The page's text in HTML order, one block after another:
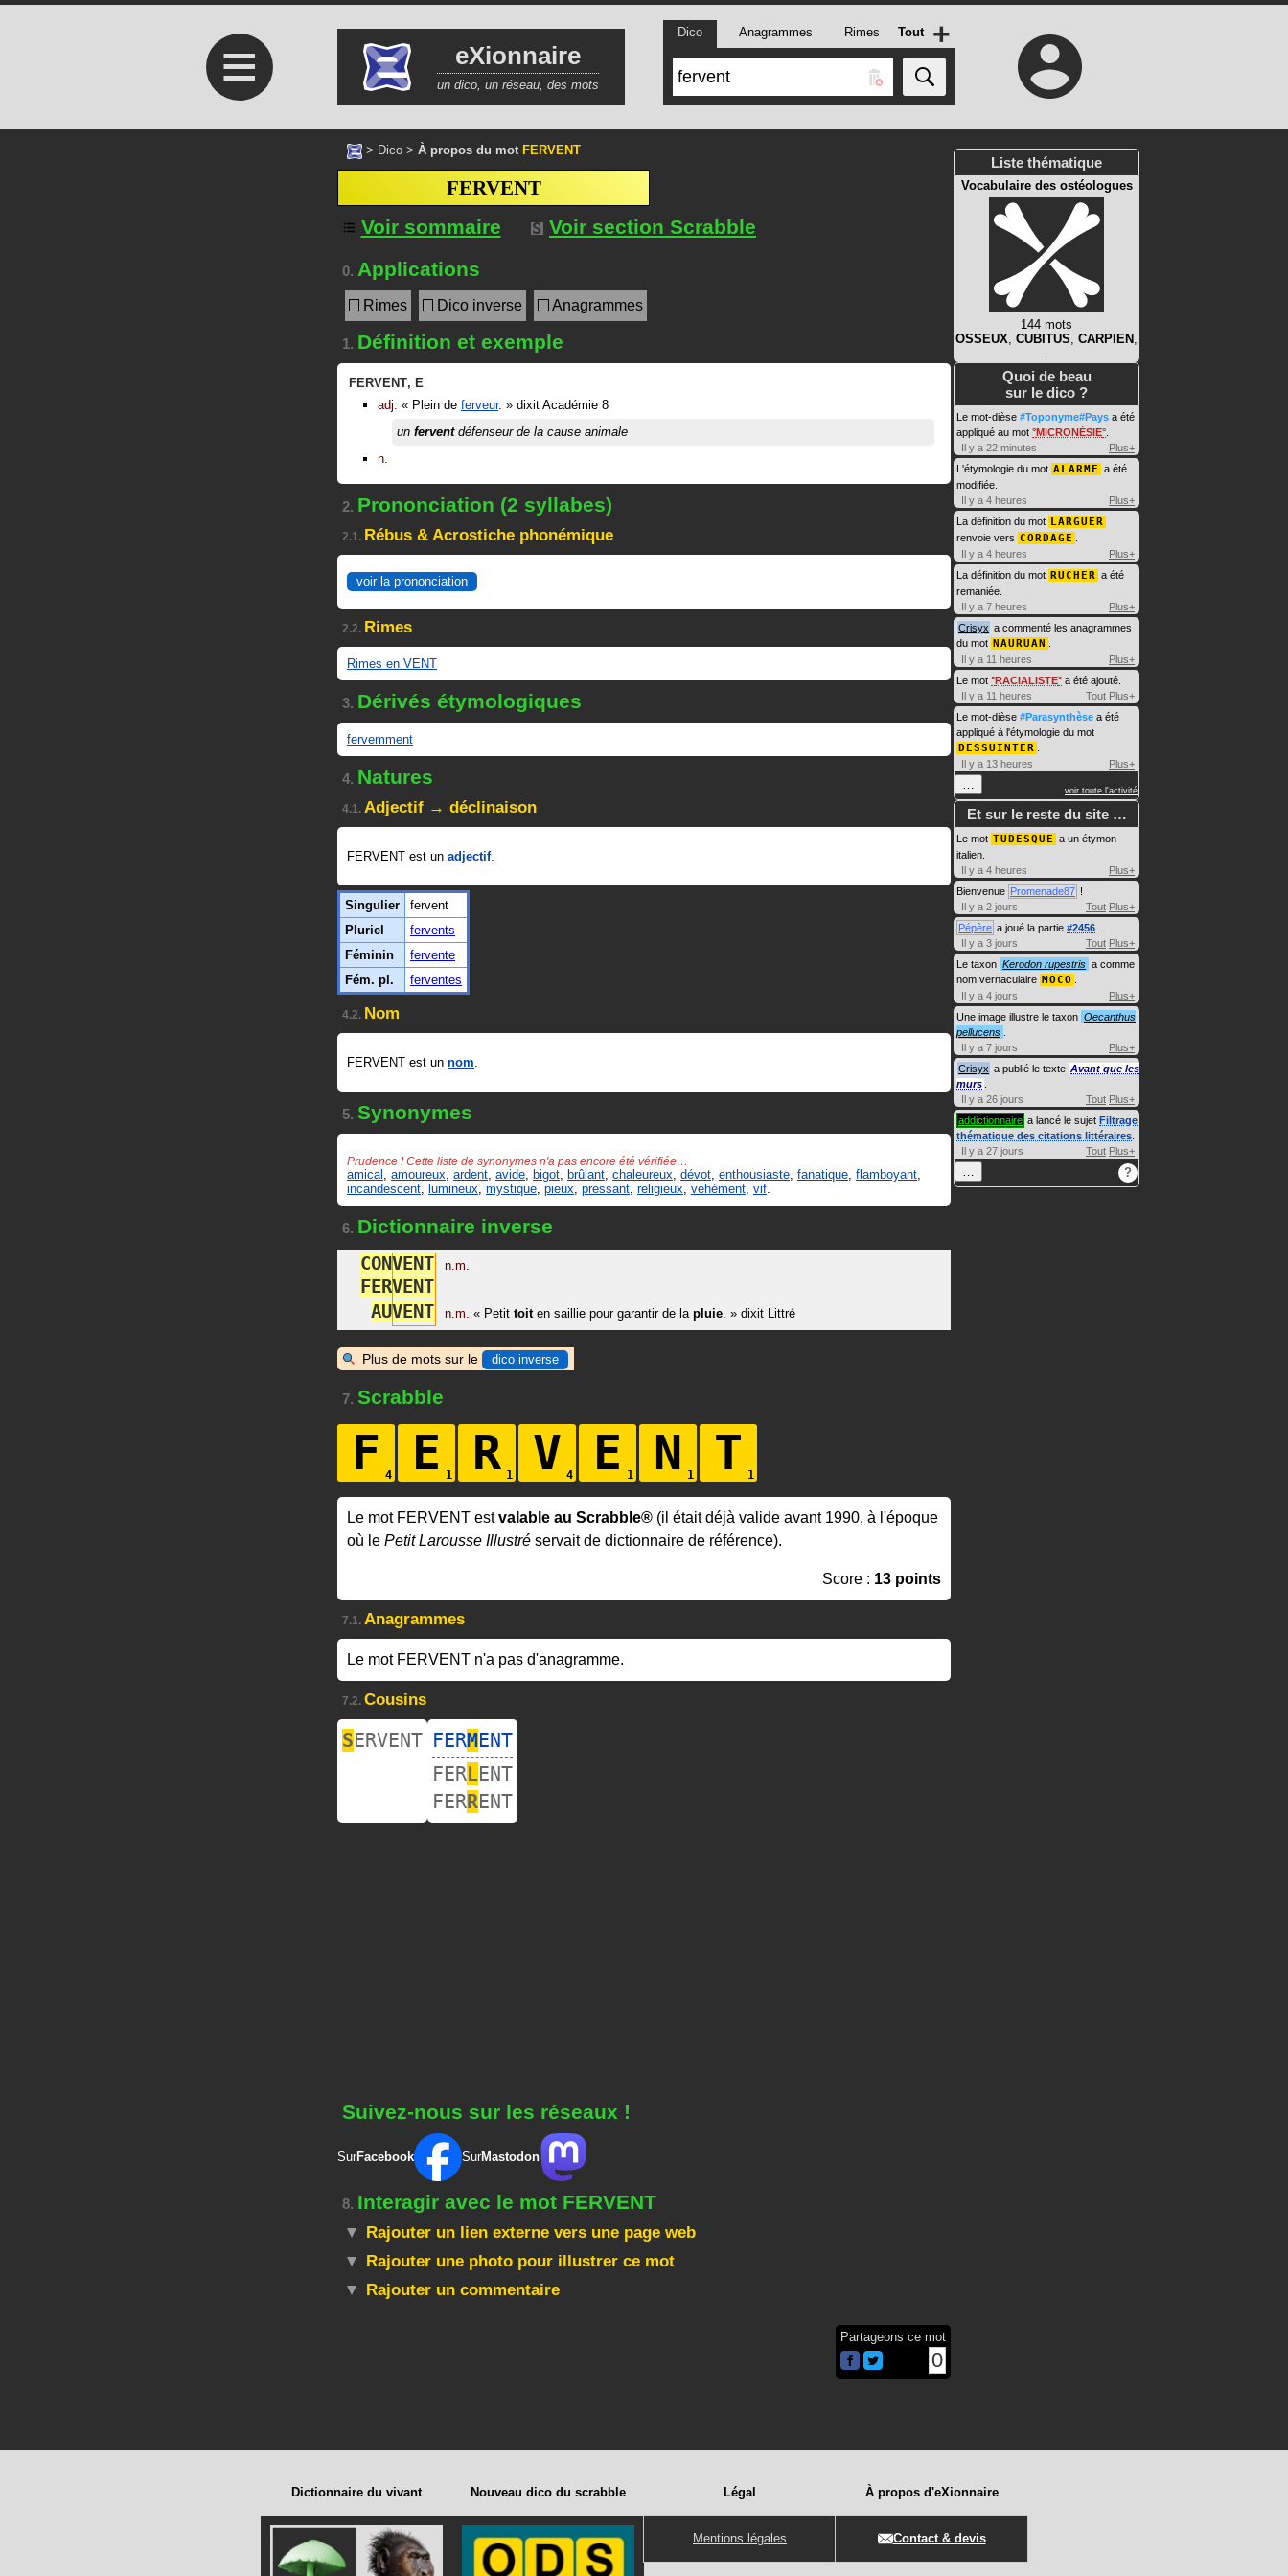
≡ eXionnaire
un dico, un réseau, des mots
Dico Anagrammes Rimes Tout +
> Dico > À propos du mot FERVENT
FERVENT
Voir sommaire
Voir section Scrabble
0. Applications
Rimes Dico inverse Anagrammes
1. Définition et exemple
FERVENT, E
adj. « Plein de ferveur. » dixit Académie 8
un ferventdéfenseur de la cause animale
n.
2. Prononciation (2 syllabes)
2.1. Rébus & Acrostiche phonémique
voir la prononciation
2.2. Rimes
Rimes en VENT
3. Dérivés étymologiques
fervemment
4. Natures
4.1. Adjectif → déclinaison
FERVENT est un adjectif.
Singulier
fervent
Pluriel
fervents
Féminin
fervente
Fém. pl.
ferventes
4.2. Nom
FERVENT est un nom.
5. Synonymes
Prudence ! Cette liste de synonymes n'a pas encore été vérifiée…
amical amoureux ardent avide bigot brûlant chaleureux dévot enthousiaste fanatique flamboyant
incandescent lumineux mystique pieux pressant religieux véhément vif
6. Dictionnaire inverse
CONVENT n.m.
FERVENT
AUVENT n.m. « Petit toit en saillie pour garantir de la pluie » dixit Littré
Plus de mots sur le dico inverse
7. Scrabble
F E R V E N T
Le mot FERVENT estvalable au Scrabble® (il était déjà valide avant 1990, à l'époque
où le Petit Larousse Illustré servait de dictionnaire de référence).
Score : 13 points
7.1. Anagrammes
Le mot FERVENT n'a pas d'anagramme.
7.2. Cousins
SERVENT FERMENT
FERLENT
FERRENT
Suivez-nous sur les réseaux !
SurFacebook SurMastodon
8. Interagir avec le mot FERVENT
Rajouter un lien externe vers une page web
Rajouter une photo pour illustrer ce mot
Rajouter un commentaire
Partageons ce mot
0
Liste thématique
Vocabulaire des ostéologues
144 mots
OSSEUX, CUBITUS, CARPIEN ,
…
Quoi de beau
sur le dico ?
Le mot-dièse #Toponyme#Pays a été
appliqué au mot MICRONÉSIE
Il y a 22 minutes
Plus+
L'étymologie du mot ALARME a été
modifiée.
Il y a 4 heures
Plus+
La définition du mot LARGUER
renvoie vers CORDAGE
Il y a 4 heures
Plus+
La définition du mot RUCHER a été
remaniée.
Il y a 7 heures
Plus+
Crisyx a commenté les anagrammes
du mot NAURUAN
Il y a 11 heures
Plus+
Le mot RACIALISTE a été ajouté.
Il y a 11 heures
Tout Plus+
Le mot-dièse #Parasynthèse a été
appliqué à l'étymologie du mot
DESSUINTER
Il y a 13 heures
Plus+
… voir toute l'activité
Et sur le reste du site …
Le mot TUDESQUE a un étymon
italien.
Il y a 4 heures
Plus+
Bienvenue Promenade87 !
Il y a 2 jours
Tout Plus+
Pépère a joué la partie #2456
Il y a 3 jours
Tout Plus+
Le taxon Kerodon rupestris a comme
nom vernaculaire MOCO
Il y a 4 jours
Plus+
Une image illustre le taxon Oecanthus
pellucens
Il y a 7 jours
Plus+
Crisyx a publié le texte Avant que les
murs
Il y a 26 jours
Tout Plus+
addictionnaire a lancé le sujet Filtrage
thématique des citations littéraires
Il y a 27 jours
Tout Plus+
… ?
Dictionnaire du vivant Nouveau dico du scrabble Légal
Mentions légales
À propos d'eXionnaire
Contact & devis